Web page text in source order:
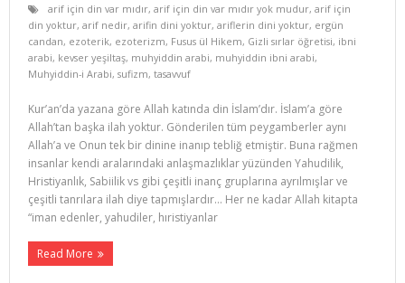
arif için din var mıdır, arif için din var mıdır yok mudur, arif için
din yoktur, arif nedir, arifin dini yoktur, ariflerin dini yoktur, ergün
candan, ezoterik, ezoterizm, Fusus ül Hikem, Gizli sırlar öğretisi, ibni
arabi, kevser yeşiltaş, muhyiddin arabi, muhyiddin ibni arabi,
Muhyiddin-i Arabi, sufizm, tasavvuf
Kur’an’da yazana göre Allah katında din İslam’dır. İslam’a göre
Allah’tan başka ilah yoktur. Gönderilen tüm peygamberler aynı
Allah’a ve Onun tek bir dinine inanıp tebliğ etmiştir. Buna rağmen
insanlar kendi aralarındaki anlaşmazlıklar yüzünden Yahudilik,
Hristiyanlık, Sabiilik vs gibi çeşitli inanç gruplarına ayrılmışlar ve
çeşitli tanrılara ilah diye tapmışlardır… Her ne kadar Allah kitapta
“iman edenler, yahudiler, hıristiyanlar
Read More